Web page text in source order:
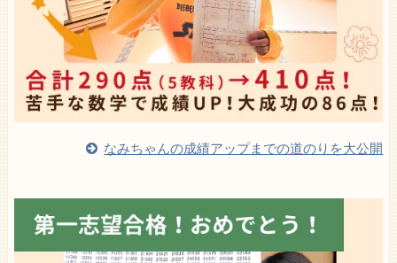
なみちゃんの成績アップまでの道のりを大公開